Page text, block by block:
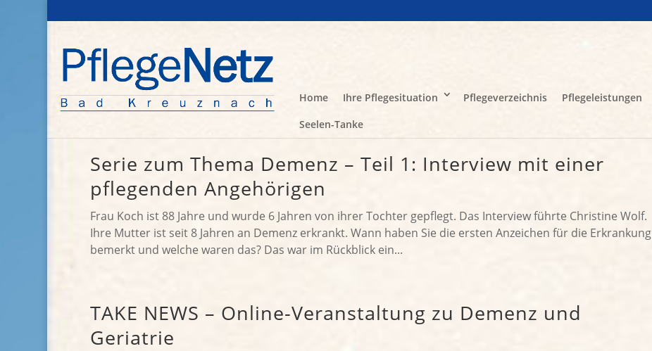
Home Ihre Pflegesituation Pflegeverzeichnis Pflegeleistungen
Seelen-Tanke
Serie zum Thema Demenz – Teil 1: Interview mit einer
pflegenden Angehörigen
Frau Koch ist 88 Jahre und wurde 6 Jahren von ihrer Tochter gepflegt. Das Interview führte Christine Wolf.
Ihre Mutter ist seit 8 Jahren an Demenz erkrankt. Wann haben Sie die ersten Anzeichen für die Erkrankung
bemerkt und welche waren das? Das war im Rückblick ein...
TAKE NEWS – Online-Veranstaltung zu Demenz und
Geriatrie